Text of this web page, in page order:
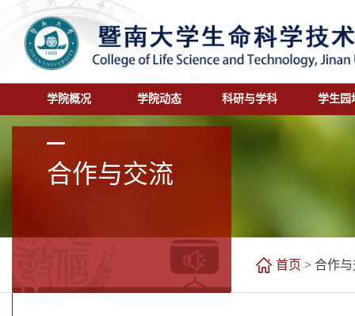
学院概况 学院动态 科研与学科 学生园
合作与交流
首页 > 合作与